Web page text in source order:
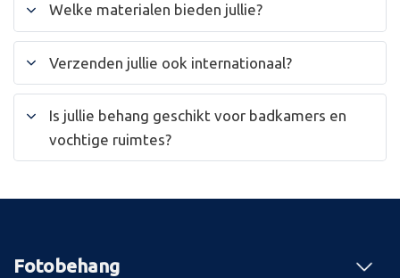
Welke materialen bieden jullie?
Verzenden jullie ook internationaal?
Is jullie behang geschikt voor badkamers en
vochtige ruimtes?
Fotobehang